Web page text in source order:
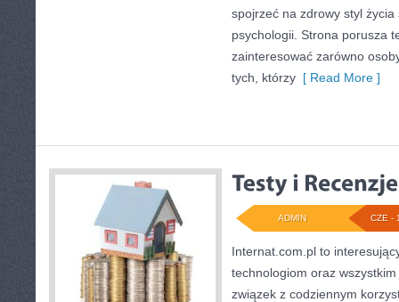
spojrzeć na zdrowy styl
psychologii. Strona porusza
zainteresować zarówno
tych, którzy [ Read More ]
CZE -
ADMIN
Internat.com.pl to
technologiom oraz
związek z codziennym